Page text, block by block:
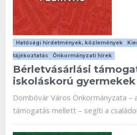
Hatósági hirdetmények, közlemények •
tájékoztatás • Önkormányzati hírek
Bérletvásárlási
iskoláskorú gyermekek
Dombóvár Város Önkormányzata –
támogatás mellett – segíti a